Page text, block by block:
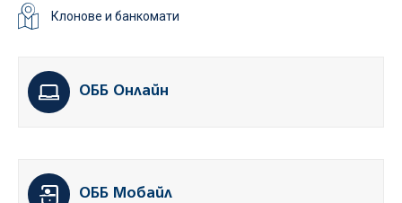
Клонове и банкомати
ОББ Онлайн
ОББ Мобайл